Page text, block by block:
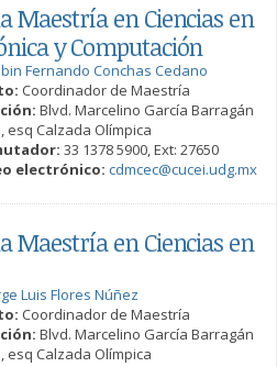
Maestría en Ciencias en
y Computación
Fernando Conchas Cedano
Coordinador de Maestría
Blvd. Marcelino García Barragán
esq Calzada Olímpica
33 1378 5900, Ext: 27650
electrónico: cdmcec@cucei.udg.mx
Maestría en Ciencias en
Luis Flores Núñez
Coordinador de Maestría
Blvd. Marcelino García Barragán
esq Calzada Olímpica